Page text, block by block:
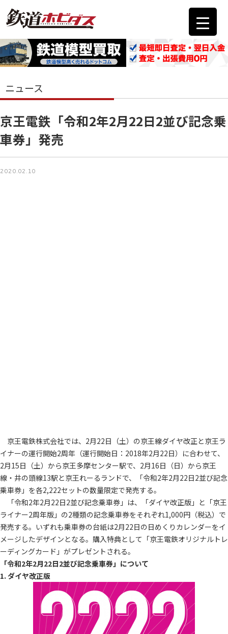
ニュース
京王電鉄「令和2年2月22日2並び記念乗
車券」発売
2020.02.10
京王電鉄株式会社では、2月22日（土）の京王線ダイヤ改正と京王ラ
イナーの運行開始2周年（運行開始日：2018年2月22日）に合わせて、
2月15日（土）から京王多摩センター駅で、2月16日（日）から京王
線・井の頭線13駅と京王れーるランドで、「令和2年2月22日2並び記念
乗車券」を各2,222セットの数量限定で発売する。
「令和2年2月22日2並び記念乗車券」は、「ダイヤ改正版」と「京王
ライナー2周年版」の2種類の記念乗車券をそれぞれ1,000円（税込）で
発売する。いずれも乗車券の台紙は2月22日の日めくりカレンダーをイ
メージしたデザインとなる。購入特典として「京王電鉄オリジナルトレ
ーディングカード」がプレゼントされる。
「令和2年2月22日2並び記念乗車券」について
1. ダイヤ改正版